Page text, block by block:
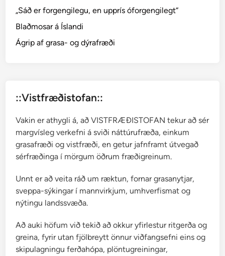
t
t
–
s
l
a
c
e
a
„Sáð er forgengilegu, en upprís óforgengilegt“
Blaðmosar á Íslandi
Ágrip af grasa- og dýrafræði
::Vistfræðistofan::
Vakin er athygli á, að VISTFRÆÐISTOFAN tekur að sér
margvísleg verkefni á sviði náttúrufræða, einkum
grasafræði og vistfræði, en getur jafnframt útvegað
sérfræðinga í mörgum öðrum fræðigreinum.
Unnt er að veita ráð um ræktun, fornar grasanytjar,
sveppa-sýkingar í mannvirkjum, umhverfismat og
nýtingu landssvæða.
Að auki höfum við tekið að okkur yfirlestur ritgerða og
greina, fyrir utan fjölbreytt önnur viðfangsefni eins og
skipulagningu ferðahópa, plöntugreiningar,